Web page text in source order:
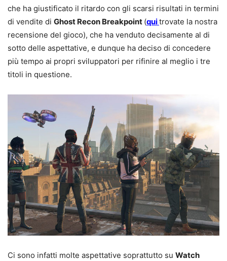
che ha giustificato il ritardo con gli scarsi risultati in termini
di vendite di Ghost Recon Breakpoint (quitrovate la nostra
recensione del gioco), che ha venduto decisamente al di
sotto delle aspettative, e dunque ha deciso di concedere
più tempo ai propri sviluppatori per rifinire al meglio i tre
titoli in questione.
Ci sono infatti molte aspettative soprattutto su Watch